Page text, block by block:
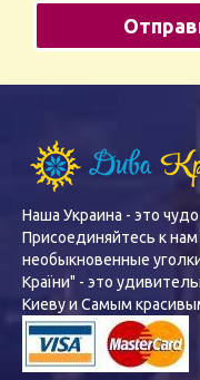
Наша Украина - это
Присоединяйтесь к
необыкновенные
Країни" - это
Киеву и Самым